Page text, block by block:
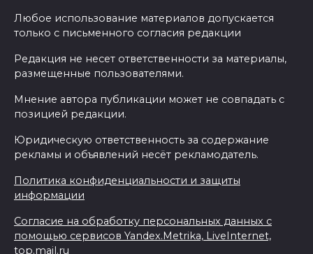
Любое использование материалов допускается
только с письменного согласия редакции
Редакция не несет ответственности за материалы,
размещенные пользователями.
Мнение автора публикации может не совпадать с
позицией редакции.
Юридическую ответственность за содержание
рекламы и объявлений несёт рекламодатель.
Политика конфиденциальности и защиты
информации
Согласие на обработку персональных данных с
помощью сервисов Yandex.Metrika, LiveInternet,
top.mail.ru